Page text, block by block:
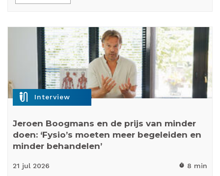
mic_external_on Interview
Jeroen Boogmans en de prijs van minder
doen: ‘Fysio’s moeten meer begeleiden en
minder behandelen’
21 jul 2026 timer 8 min